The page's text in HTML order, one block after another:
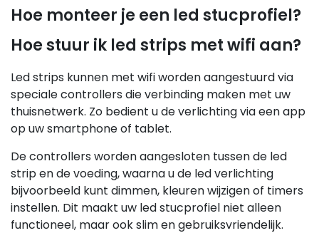
Hoe monteer je een led stucprofiel?
Hoe stuur ik led strips met wifi aan?
Led strips kunnen met wifi worden aangestuurd via
speciale controllers die verbinding maken met uw
thuisnetwerk. Zo bedient u de verlichting via een app
op uw smartphone of tablet.
De controllers worden aangesloten tussen de led
strip en de voeding, waarna u de led verlichting
bijvoorbeeld kunt dimmen, kleuren wijzigen of timers
instellen. Dit maakt uw led stucprofiel niet alleen
functioneel, maar ook slim en gebruiksvriendelijk.